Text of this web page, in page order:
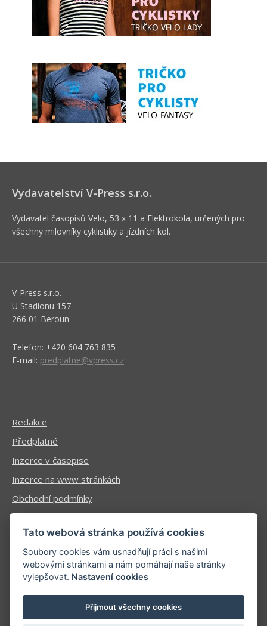
Vydavatelství V-Press s.r.o.
Vydavatel časopisů Velo, 53 x 11 a Elektrokola, určených pro
všechny milovníky cyklistiky a jízdních kol.
V-Press s.r.o.
U Stadionu 157
266 01 Beroun
Telefon: +420 604 763 835
E-mail: predplatne@vpress.cz
Redakce
Předplatné
Inzerce v časopise
Inzerce na www stránkách
Obchodní podmínky
Ochrana osobních údajů
Příhlášení | Registrace
Kontaktní informace
Mapa stránek
Tato webová stránka používá cookies
Soubory cookies vám usnadňují práci s našimi
webovými stránkami a nám pomáhají naše stránky
vylepšovat. Nastavení cookies
Přijmout všechny cookies